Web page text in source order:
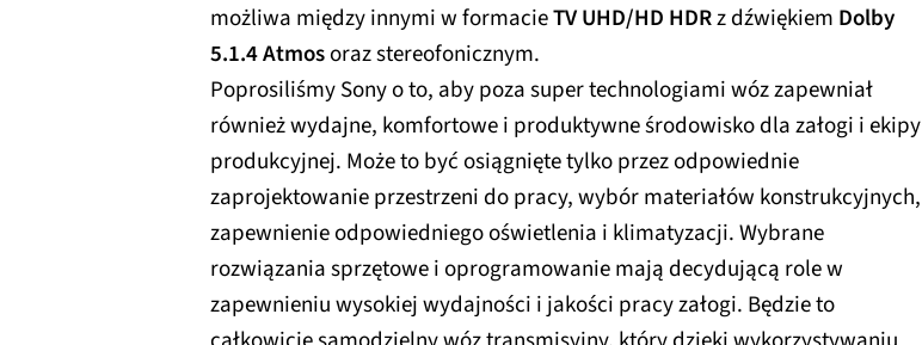
możliwa między innymi w formacieTV UHD/HD HDRz dźwiękiem Dolby
5.1.4 Atmosoraz stereofonicznym.
Poprosiliśmy Sony o to, aby poza super technologiami wóz zapewniał
również wydajne, komfortowe i produktywne środowisko dla załogi i ekipy
produkcyjnej. Może to być osiągnięte tylko przez odpowiednie
zaprojektowanie przestrzeni do pracy, wybór materiałów konstrukcyjnych,
zapewnienie odpowiedniego oświetlenia i klimatyzacji. Wybrane
rozwiązania sprzętowe i oprogramowanie mają decydującą role w
zapewnieniu wysokiej wydajności i jakości pracy załogi. Będzie to